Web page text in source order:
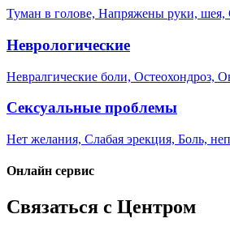
Туман в голове, Напряжены руки,
Неврологические
Невралгические боли, Остеохондроз,
Сексуальные проблемы
Нет желания, Слабая эрекция, Боль,
Онлайн сервис
Связаться с Центром